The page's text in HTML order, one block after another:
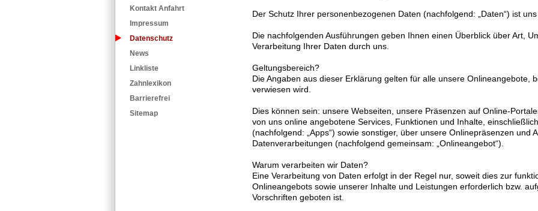
Kontakt Anfahrt
Impressum
Datenschutz
News
Linkliste
Zahnlexikon
Barrierefrei
Sitemap
Der Schutz Ihrer personenbezogenen Daten (nachfolgend: „Daten“) ist uns
Die nachfolgenden Ausführungen geben Ihnen einen Überblick über Art,
Verarbeitung Ihrer Daten durch uns.
Geltungsbereich?
Die Angaben aus dieser Erklärung gelten für alle unsere Onlineangebote,
verwiesen wird.
Dies können sein: unsere Webseiten, unsere Präsenzen auf Online-
von uns online angebotene Services, Funktionen und Inhalte,
(nachfolgend: „Apps“) sowie sonstiger, über unsere Onlinepräsenzen und
Datenverarbeitungen (nachfolgend gemeinsam: „Onlineangebot“).
Warum verarbeiten wir Daten?
Eine Verarbeitung von Daten erfolgt in der Regel nur, soweit dies zur
Onlineangebots sowie unserer Inhalte und Leistungen erforderlich bzw.
Vorschriften geboten ist.